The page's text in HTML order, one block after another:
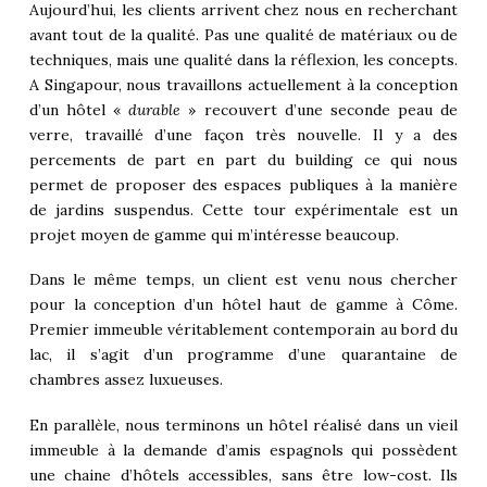
Aujourd’hui, les clients arrivent chez nous en recherchant
avant tout de la qualité. Pas une qualité de matériaux ou de
techniques, mais une qualité dans la réflexion, les concepts.
A Singapour, nous travaillons actuellement à la conception
d’un hôtel «durable » recouvert d’une seconde peau de
verre, travaillé d’une façon très nouvelle. Il y a des
percements de part en part du building ce qui nous
permet de proposer des espaces publiques à la manière
de jardins suspendus. Cette tour expérimentale est un
projet moyen de gamme qui m’intéresse beaucoup.
Dans le même temps, un client est venu nous chercher
pour la conception d’un hôtel haut de gamme à Côme.
Premier immeuble véritablement contemporain au bord du
lac, il s’agit d’un programme d’une quarantaine de
chambres assez luxueuses.
En parallèle, nous terminons un hôtel réalisé dans un vieil
immeuble à la demande d’amis espagnols qui possèdent
une chaine d’hôtels accessibles, sans être low-cost. Ils